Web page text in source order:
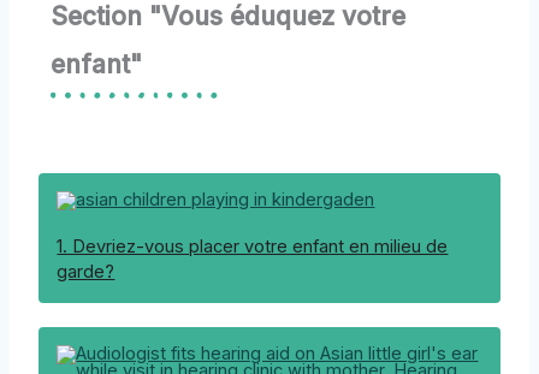
Section "Vous éduquez votre
enfant"
1. Devriez-vous placer votre enfant en milieu de
garde?